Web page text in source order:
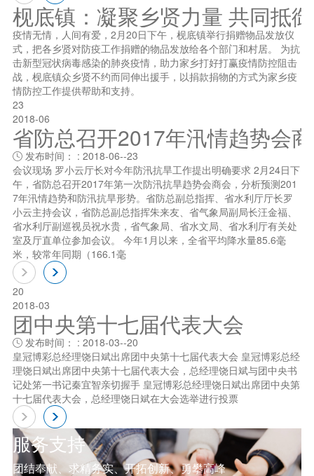
枧底镇：凝聚乡贤力量 共同抵
疫情无情，人间有爱，2月20日下午，枧底镇举行捐赠物品发放仪
式，把各乡贤对防疫工作捐赠的物品发放给各个部门和村居。 为抗
击新型冠状病毒感染的肺炎疫情，助力家乡打好打赢疫情防控阻击
战，枧底镇众乡贤不约而同伸出援手，以捐款捐物的方式为家乡疫
情防控工作提供帮助和支持。
23
2018-06
省防总召开2017年汛情趋势会
发布时间： : 2018-06--23
会议现场 罗小云厅长对今年防汛抗旱工作提出明确要求 2月24日下
午，省防总召开2017年第一次防汛抗旱趋势会商会，分析预测201
7年汛情趋势和防汛抗旱形势。省防总副总指挥、省水利厅厅长罗
小云主持会议，省防总副总指挥朱来友、省气象局副局长汪金福、
省水利厅副巡视员祝水贵，省气象局、省水文局、省水利厅有关处
室及厅直单位参加会议。 今年1月以来，全省平均降水量85.6毫
米，较常年同期（166.1毫
20
2018-03
团中央第十七届代表大会
发布时间： : 2018-03--20
皇冠博彩总经理饶日斌出席团中央第十七届代表大会 皇冠博彩总经
理饶日斌出席团中央第十七届代表大会，总经理饶日斌与团中央书
记处笫一书记秦宜智亲切握手 皇冠博彩总经理饶日斌出席团中央第
十七届代表大会，总经理饶日斌在大会选举进行投票
服务支持
团结奉献、求精务实、开拓创新、勇攀高峰